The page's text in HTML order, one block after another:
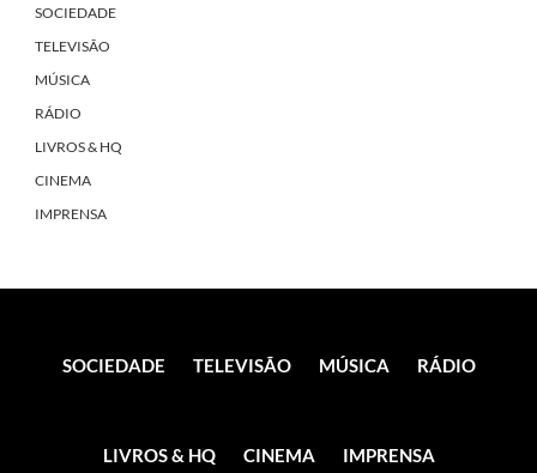
SOCIEDADE
TELEVISÃO
MÚSICA
RÁDIO
LIVROS & HQ
CINEMA
IMPRENSA
SOCIEDADE TELEVISÃO MÚSICA RÁDIO
LIVROS & HQ CINEMA IMPRENSA